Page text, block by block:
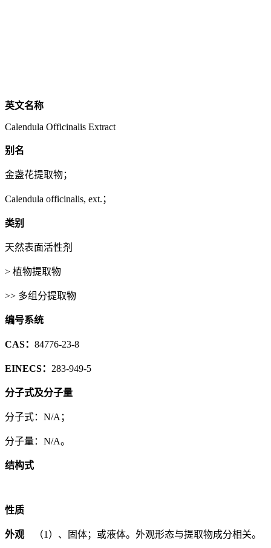
英文名称
Calendula Officinalis Extract
别名
金盏花提取物；
Calendula officinalis, ext.；
类别
天然表面活性剂
> 植物提取物
>> 多组分提取物
编号系统
CAS： 84776-23-8
EINECS： 283-949-5
分子式及分子量
分子式：N/A；
分子量：N/A。
结构式
性质
外观 （1）、固体；或液体。外观形态与提取物成分相关。